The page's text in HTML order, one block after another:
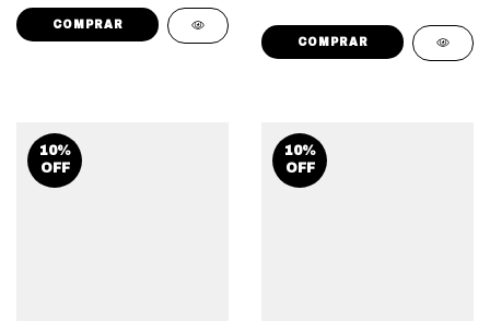
10%
OFF
10%
OFF